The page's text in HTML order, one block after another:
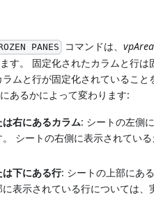
PANES コマンドは、
す。 固定化されたカラムと行
ラムと行が固定化されているこ
あるかによって変わります:
は右にあるカラム: シートの左側
。 シートの右側に表示されてい
は下にある行: シートの上部にあ
表示されている行については、